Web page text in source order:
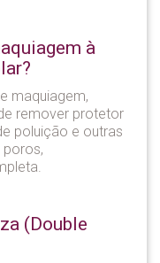
à
maquiagem,
remover protetor
poluição e outras
(Double